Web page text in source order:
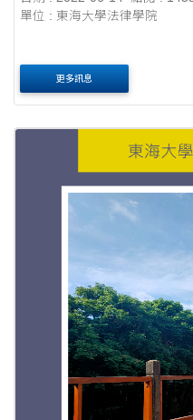
單位 : 東海大學法律學院
更多訊息